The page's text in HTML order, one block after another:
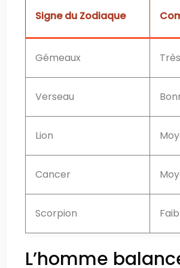
Signe du Zodiaque
Gémeaux
Verseau
Lion
Cancer
Scorpion
L’homme